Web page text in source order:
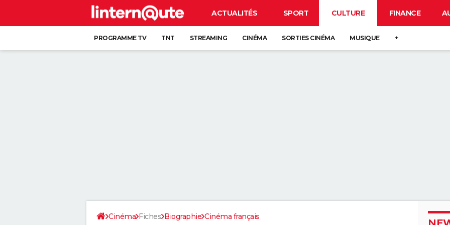
ACTUALITÉS SPORT CULTURE FINANCE
PROGRAMME TV TNT STREAMING CINÉMA SORTIES CINÉMA MUSIQUE +
Cinéma Fiches Biographie Cinéma français